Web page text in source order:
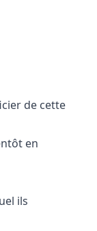
de cette
en
ils